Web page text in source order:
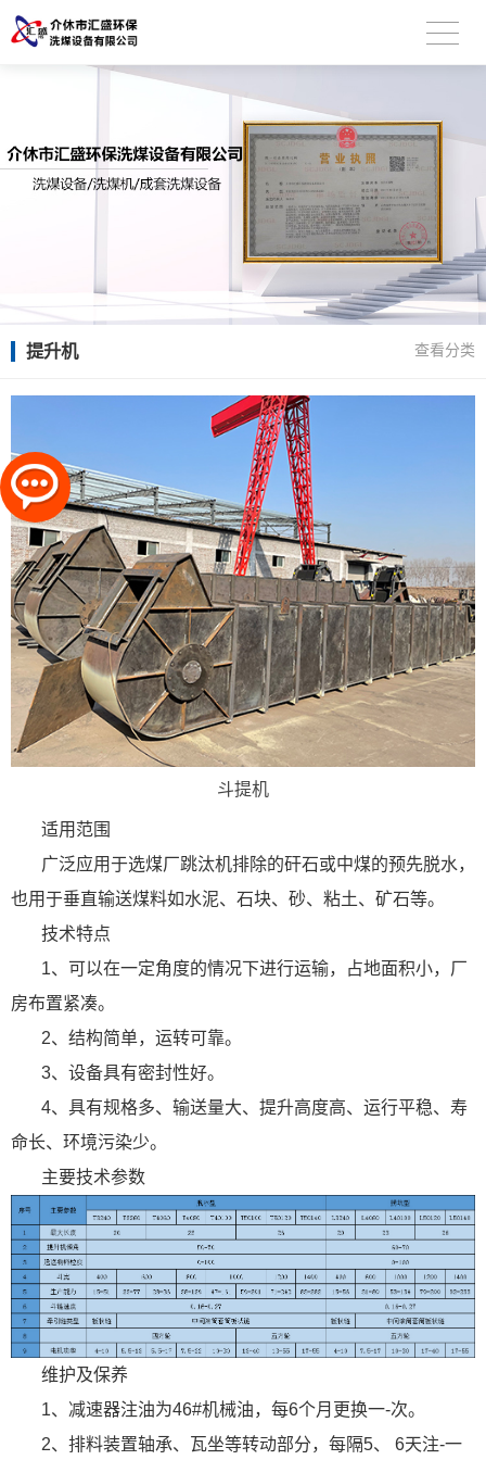
提升机 查看分类
斗提机
适用范围
广泛应用于选煤厂跳汰机排除的矸石或中煤的预先脱水，
也用于垂直输送煤料如水泥、石块、砂、粘土、矿石等。
技术特点
1、可以在一定角度的情况下进行运输，占地面积小，厂
房布置紧凑。
2、结构简单，运转可靠。
3、设备具有密封性好。
4、具有规格多、输送量大、提升高度高、运行平稳、寿
命长、环境污染少。
主要技术参数
维护及保养
1、减速器注油为46#机械油，每6个月更换一-次。
2、排料装置轴承、瓦坐等转动部分，每隔5、 6天注-一